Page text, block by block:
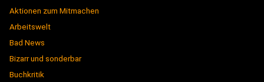
Aktionen zum Mitmachen
Arbeitswelt
Bad News
Bizarr und sonderbar
Buchkritik